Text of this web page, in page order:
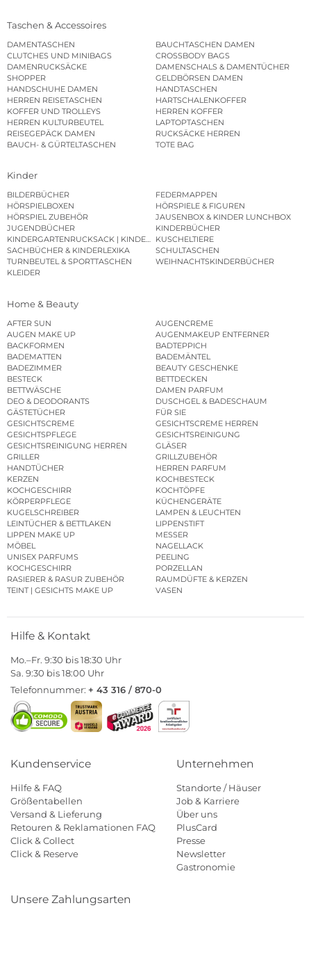
Taschen & Accessoires
DAMENTASCHEN
BAUCHTASCHEN DAMEN
CLUTCHES UND MINIBAGS
CROSSBODY BAGS
DAMENRUCKSÄCKE
DAMENSCHALS & DAMENTÜCHER
SHOPPER
GELDBÖRSEN DAMEN
HANDSCHUHE DAMEN
HANDTASCHEN
HERREN REISETASCHEN
HARTSCHALENKOFFER
KOFFER UND TROLLEYS
HERREN KOFFER
HERREN KULTURBEUTEL
LAPTOPTASCHEN
REISEGEPÄCK DAMEN
RUCKSÄCKE HERREN
BAUCH- & GÜRTELTASCHEN
TOTE BAG
Kinder
BILDERBÜCHER
FEDERMAPPEN
HÖRSPIELBOXEN
HÖRSPIELE & FIGUREN
HÖRSPIEL ZUBEHÖR
JAUSENBOX & KINDER LUNCHBOX
JUGENDBÜCHER
KINDERBÜCHER
KINDERGARTENRUCKSACK | KINDERGARTENBEUTEL
KUSCHELTIERE
SACHBÜCHER & KINDERLEXIKA
SCHULTASCHEN
TURNBEUTEL & SPORTTASCHEN
WEIHNACHTSKINDERBÜCHER
KLEIDER
Home & Beauty
AFTER SUN
AUGENCREME
AUGEN MAKE UP
AUGENMAKEUP ENTFERNER
BACKFORMEN
BADTEPPICH
BADEMATTEN
BADEMÄNTEL
BADEZIMMER
BEAUTY GESCHENKE
BESTECK
BETTDECKEN
BETTWÄSCHE
DAMEN PARFUM
DEO & DEODORANTS
DUSCHGEL & BADESCHAUM
GÄSTETÜCHER
FÜR SIE
GESICHTSCREME
GESICHTSCREME HERREN
GESICHTSPFLEGE
GESICHTSREINIGUNG
GESICHTSREINIGUNG HERREN
GLÄSER
GRILLER
GRILLZUBEHÖR
HANDTÜCHER
HERREN PARFUM
KERZEN
KOCHBESTECK
KOCHGESCHIRR
KOCHTÖPFE
KÖRPERPFLEGE
KÜCHENGERÄTE
KUGELSCHREIBER
LAMPEN & LEUCHTEN
LEINTÜCHER & BETTLAKEN
LIPPENSTIFT
LIPPEN MAKE UP
MESSER
MÖBEL
NAGELLACK
UNISEX PARFUMS
PEELING
KOCHGESCHIRR
PORZELLAN
RASIERER & RASUR ZUBEHÖR
RAUMDÜFTE & KERZEN
TEINT | GESICHTS MAKE UP
VASEN
Hilfe & Kontakt
Mo.–Fr. 9:30 bis 18:30 Uhr
Sa. 9:30 bis 18:00 Uhr
Telefonnummer: + 43 316 / 870-0
Kundenservice
Hilfe & FAQ
Größentabellen
Versand & Lieferung
Retouren & Reklamationen FAQ
Click & Collect
Click & Reserve
Unternehmen
Standorte / Häuser
Job & Karriere
Über uns
PlusCard
Presse
Newsletter
Gastronomie
Unsere Zahlungsarten